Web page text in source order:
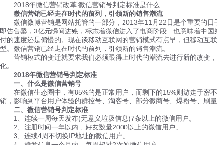
2018年微信营销改革 微信营销号判定标准是什么
微信营销已经走在时代的前列，引领新的销售潮流
微信微博营销是网站托管的一部分，2013年11月22日是个重要的日
即告售罄，3亿元瞬间进账，标志着微信进入了电商阶段，也意味着中
付的速度还是偏慢的。现在谈移动互联网的营销模式有点早，但移动互
型。微信营销已经走在时代的前列，引领新的销售潮流。
营销模式的变迁就要求我们必须跟得上时代的潮流去进行新的改变
化。
2018年微信营销号判定标准
一、什么是微信营销号
在微信生态圈中，有85%的是正常用户，而剩下的15%则游走于密不
销，影响到平台用户体验的群控号、淘客号、部分微商号、爆粉号、刷
二、微信营销号判定标准
1、连续一周每天发布(无意义垃圾信息)7条以上的微信用户。
2、注册时间一年以内，好友数量2000以上的微信用户。
3、连续4周不切换IP地址的微信用户。